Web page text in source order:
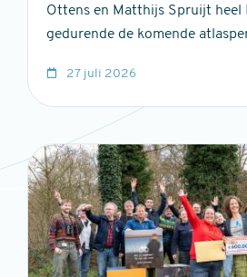
Ottens en Matthijs Spruijt heel
gedurende de komende
27 juli 2026